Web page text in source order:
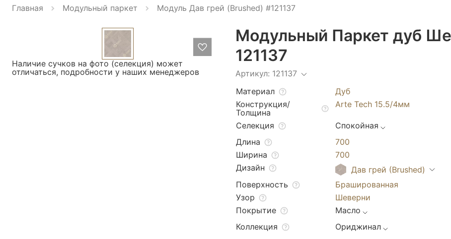
Главная Модульный паркет Модуль Дав грей (Brushed) #121137
Наличие сучков на фото (селекция) может
отличаться, подробности у наших менеджеров
Модульный Паркет дуб
121137
Артикул: 121137
Материал
Дуб
Конструкция/
Толщина
Arte Tech 15.5/4мм
Селекция
Спокойная
Длина
700
Ширина
700
Дизайн
Дав грей (Brushed)
Поверхность
Брашированная
Узор
Шеверни
Покрытие
Масло
Коллекция
Ориджинал